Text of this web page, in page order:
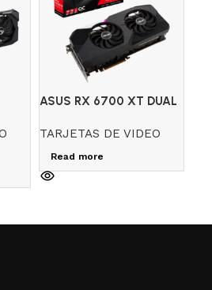
ASUS RX 6700 XT DUAL
TARJETAS DE VIDEO
Read more